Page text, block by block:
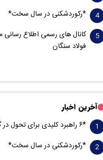
*رکوردشکنی در سال سخت*
کانال های رسمی اطلاع رسانی
فولاد سنگان
آخرین اخبار
*۶ راهبرد کلیدی برای تحول در گروه فولاد مبارکه*
*رکوردشکنی در سال سخت*